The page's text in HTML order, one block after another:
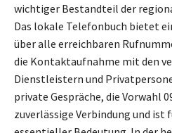
wichtiger Bestandteil der
Das lokale Telefonbuch bietet
über alle erreichbaren
die Kontaktaufnahme mit den
Dienstleistern und
private Gespräche, die Vorwahl
zuverlässige Verbindung und ist